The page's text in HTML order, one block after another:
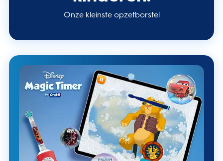
Onze kleinste opzetborstel